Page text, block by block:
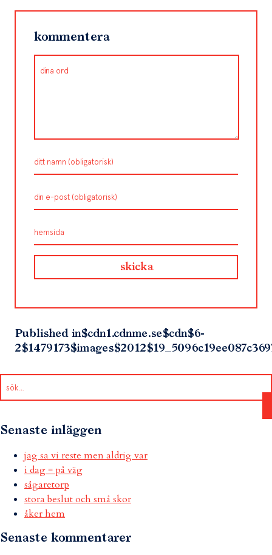
kommentera
Published in$cdn1.cdnme.se$cdn$6-
Senaste inläggen
jag sa vi reste men aldrig var
i dag = på väg
sågaretorp
stora beslut och små skor
åker hem
Senaste kommentarer